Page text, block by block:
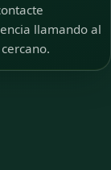
llamando al